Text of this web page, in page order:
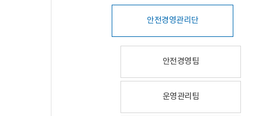
안전경영관리단
안전경영팀
운영관리팀